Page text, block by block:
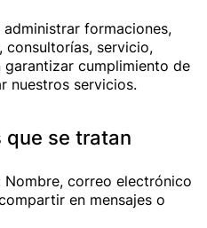
formaciones,
consultorías, servicio,
garantizar cumplimiento de
nuestros servicios.
que se tratan
correo electrónico
en mensajes o